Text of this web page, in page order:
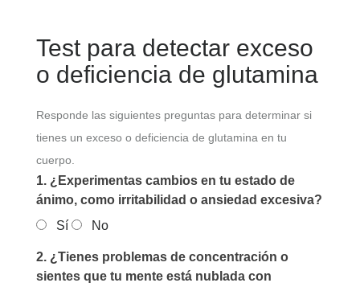
Test para detectar exceso
o deficiencia de glutamina
Responde las siguientes preguntas para determinar si
tienes un exceso o deficiencia de glutamina en tu
cuerpo.
1. ¿Experimentas cambios en tu estado de
ánimo, como irritabilidad o ansiedad excesiva?
Sí
No
2. ¿Tienes problemas de concentración o
sientes que tu mente está nublada con